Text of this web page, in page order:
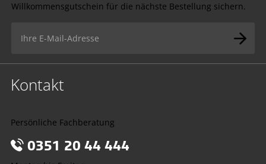
Willkommensgutschein für die nächste Bestellung sichern.
Kontakt
Persönliche Fachberatung
0351 20 44 444